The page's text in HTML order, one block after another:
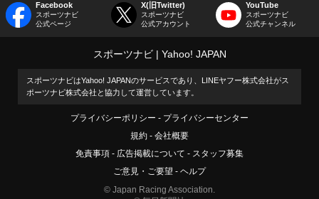
Facebook
スポーツナビ
公式ページ
X(旧Twitter)
スポーツナビ
公式アカウント
YouTube
スポーツナビ
公式チャンネル
スポーツナビ Yahoo! JAPAN
スポーツナビはYahoo! JAPANのサービスであり、LINEヤフー株式会社がス
ポーツナビ株式会社と協力して運営しています。
プライバシーポリシー
プライバシーセンター
規約
会社概要
免責事項
広告掲載について
スタッフ募集
ご意見・ご要望
ヘルプ
© Japan Racing Association.